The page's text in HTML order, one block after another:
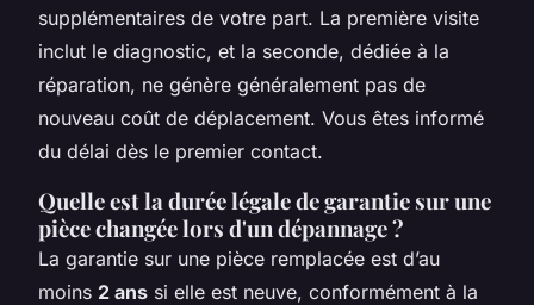
supplémentaires de votre part. La première visite
inclut le diagnostic, et la seconde, dédiée à la
réparation, ne génère généralement pas de
nouveau coût de déplacement. Vous êtes informé
du délai dès le premier contact.
Quelle est la durée légale de garantie sur une
pièce changée lors d'un dépannage ?
La garantie sur une pièce remplacée est d’au
moins 2 ans si elle est neuve, conformément à la